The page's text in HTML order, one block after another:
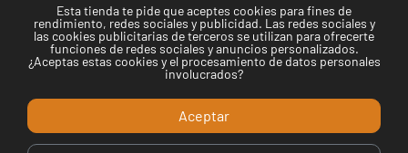
Copyright © 2024 Telemaki.com.Desarrollado por Dasys
Esta tienda te pide que aceptes cookies para fines de
rendimiento, redes sociales y publicidad. Las redes sociales y
las cookies publicitarias de terceros se utilizan para ofrecerte
funciones de redes sociales y anuncios personalizados.
¿Aceptas estas cookies y el procesamiento de datos personales
involucrados?
Aceptar